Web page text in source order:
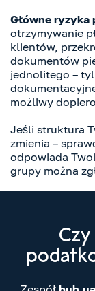
Główne
otrzymywanie
klientów,
dokumentów
jednolitego –
możliwy
Jeśli struktura
zmienia –
odpowiada
grupy można